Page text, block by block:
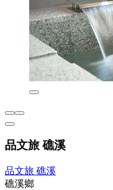
品文旅 礁溪
品文旅 礁溪
礁溪鄉